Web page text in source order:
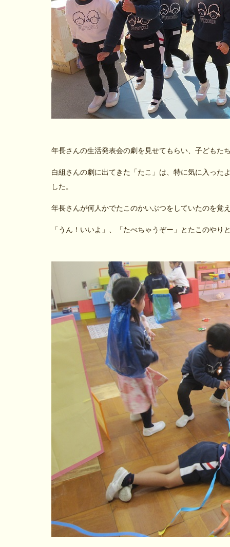
年長さんの生活発表会の劇を見せてもらい、子どもた
白組さんの劇に出てきた「たこ」は、特に気に入った
した。
年長さんが何人かでたこのかいぶつをしていたのを覚
「うん！いいよ」、「たべちゃうぞー」とたこのやり